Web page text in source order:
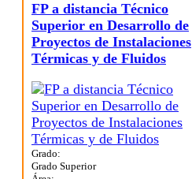
FP a distancia Técnico
Superior en Desarrollo de
Proyectos de Instalaciones
Térmicas y de Fluidos
Grado:
Grado Superior